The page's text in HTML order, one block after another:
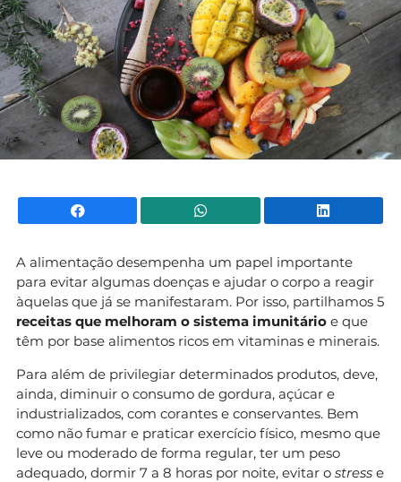
Facebook WhatsApp
A alimentação desempenha um papel importante
para evitar algumas doenças e ajudar o corpo a reagir
àquelas que já se manifestaram. Por isso, partilhamos 5
receitas que melhoram o sistema imunitário e que
têm por base alimentos ricos em vitaminas e minerais.
Para além de privilegiar determinados produtos, deve,
ainda, diminuir o consumo de gordura, açúcar e
industrializados, com corantes e conservantes. Bem
como não fumar e praticar exercício físico, mesmo que
leve ou moderado de forma regular, ter um peso
adequado, dormir 7 a 8 horas por noite, evitar o stress e